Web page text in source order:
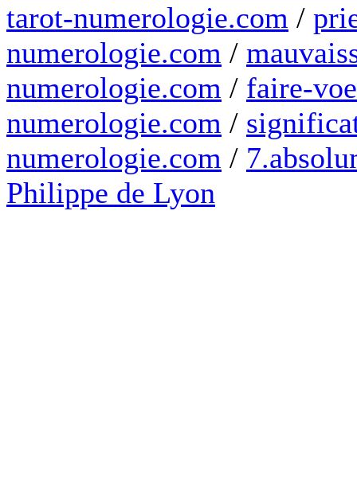
tarot-numerologie.com /
numerologie.com /
numerologie.com / faire-
numerologie.com /
numerologie.com /
Philippe de Lyon